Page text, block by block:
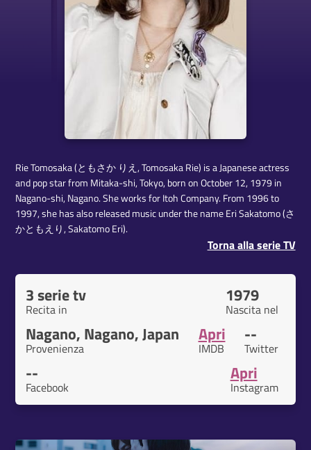
Rie Tomosaka (ともさか りえ, Tomosaka Rie) is a Japanese actress
and pop star from Mitaka-shi, Tokyo, born on October 12, 1979 in
Nagano-shi, Nagano. She works for Itoh Company. From 1996 to
1997, she has also released music under the name Eri Sakatomo (さ
かともえり, Sakatomo Eri).
Torna alla serie TV
3 serie tv
Recita in
1979
Nascita nel
Nagano, Nagano, Japan
Provenienza
Apri
IMDB
--
Twitter
--
Facebook
Apri
Instagram